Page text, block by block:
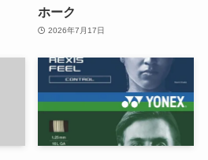
ホーク
2026年7月17日